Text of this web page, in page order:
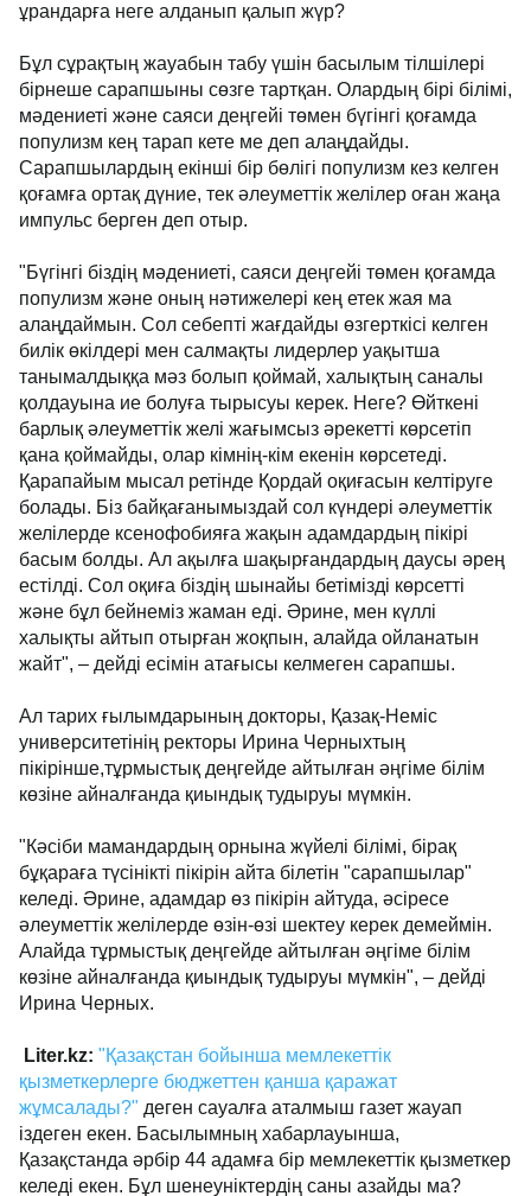
ұрандарға неге алданып қалып жүр?
Бұл сұрақтың жауабын табу үшін басылым тілшілері
бірнеше сарапшыны сөзге тартқан. Олардың бірі білімі,
мәдениеті және саяси деңгейі төмен бүгінгі қоғамда
популизм кең тарап кете ме деп алаңдайды.
Сарапшылардың екінші бір бөлігі популизм кез келген
қоғамға ортақ дүние, тек әлеуметтік желілер оған жаңа
импульс берген деп отыр.
"Бүгінгі біздің мәдениеті, саяси деңгейі төмен қоғамда
популизм және оның нәтижелері кең етек жая ма
алаңдаймын. Сол себепті жағдайды өзгерткісі келген
билік өкілдері мен салмақты лидерлер уақытша
танымалдыққа мәз болып қоймай, халықтың саналы
қолдауына ие болуға тырысуы керек. Неге? Өйткені
барлық әлеуметтік желі жағымсыз әрекетті көрсетіп
қана қоймайды, олар кімнің-кім екенін көрсетеді.
Қарапайым мысал ретінде Қордай оқиғасын келтіруге
болады. Біз байқағанымыздай сол күндері әлеуметтік
желілерде ксенофобияға жақын адамдардың пікірі
басым болды. Ал ақылға шақырғандардың даусы әрең
естілді. Сол оқиға біздің шынайы бетімізді көрсетті
және бұл бейнеміз жаман еді. Әрине, мен күллі
халықты айтып отырған жоқпын, алайда ойланатын
жайт", – дейді есімін атағысы келмеген сарапшы.
Ал тарих ғылымдарының докторы, Қазақ-Неміс
университетінің ректоры Ирина Черныхтың
пікірінше,тұрмыстық деңгейде айтылған әңгіме білім
көзіне айналғанда қиындық тудыруы мүмкін.
"Кәсіби мамандардың орнына жүйелі білімі, бірақ
бұқараға түсінікті пікірін айта білетін "сарапшылар"
келеді. Әрине, адамдар өз пікірін айтуда, әсіресе
әлеуметтік желілерде өзін-өзі шектеу керек демеймін.
Алайда тұрмыстық деңгейде айтылған әңгіме білім
көзіне айналғанда қиындық тудыруы мүмкін", – дейді
Ирина Черных.
Liter.kz: "Қазақстан бойынша мемлекеттік
қызметкерлерге бюджеттен қанша қаражат
жұмсалады?" деген сауалға аталмыш газет жауап
іздеген екен. Басылымның хабарлауынша,
Қазақстанда әрбір 44 адамға бір мемлекеттік қызметкер
келеді екен. Бұл шенеуніктердің саны азайды ма?